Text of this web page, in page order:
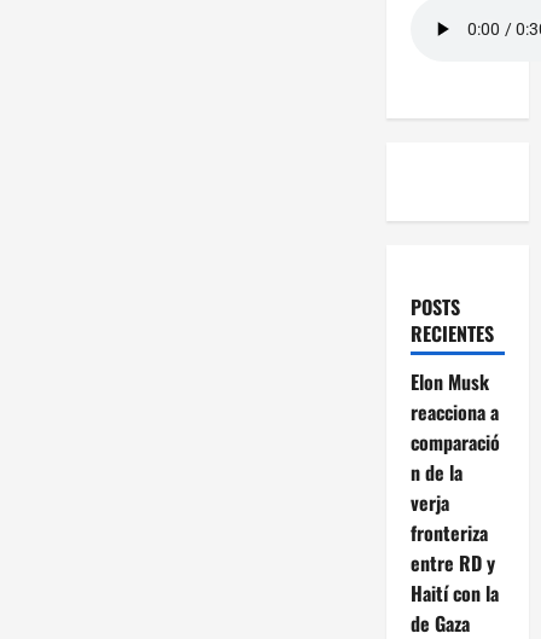
POSTS
RECIENTES
Elon Musk
reacciona a
comparació
n de la
verja
fronteriza
entre RD y
Haití con la
de Gaza